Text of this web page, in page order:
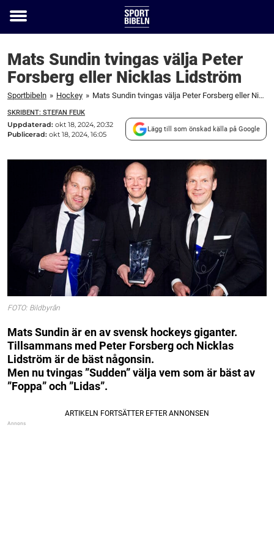
Toggle
Mats Sundin tvingas välja Peter
Forsberg eller Nicklas Lidström
Sportbibeln » Hockey » Mats Sundin tvingas välja Peter Forsberg eller Nicklas Lidström
SKRIBENT: STEFAN FEUK
Uppdaterad: okt 18, 2024, 20:32
Publicerad: okt 18, 2024, 16:05
Lägg till som önskad källa på Google
FOTO: Bildbyrån
Mats Sundin är en av svensk hockeys giganter.
Tillsammans med Peter Forsberg och Nicklas
Lidström är de bäst någonsin.
Men nu tvingas ”Sudden” välja vem som är bäst av
”Foppa” och ”Lidas”.